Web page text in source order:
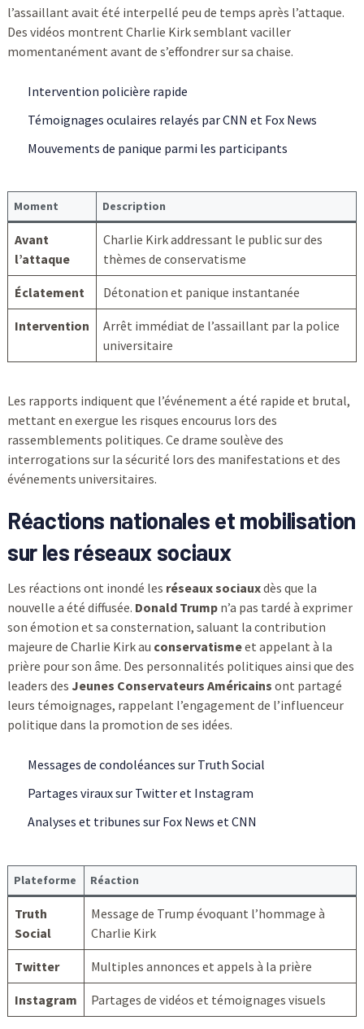
l’assaillant avait été interpellé peu de temps après l’attaque.
Des vidéos montrent Charlie Kirk semblant vaciller
momentanément avant de s’effondrer sur sa chaise.
Intervention policière rapide
Témoignages oculaires relayés par CNN et Fox News
Mouvements de panique parmi les participants
Moment Description
Avant
l’attaque
Charlie Kirk addressant le public sur des
thèmes de conservatisme
Éclatement Détonation et panique instantanée
Intervention
Arrêt immédiat de l’assaillant par la police
universitaire
Les rapports indiquent que l’événement a été rapide et brutal,
mettant en exergue les risques encourus lors des
rassemblements politiques. Ce drame soulève des
interrogations sur la sécurité lors des manifestations et des
événements universitaires.
Réactions nationales et mobilisation
sur les réseaux sociaux
Les réactions ont inondé les réseaux sociauxdès que la
nouvelle a été diffusée. Donald Trumpn’a pas tardé à exprimer
son émotion et sa consternation, saluant la contribution
majeure de Charlie Kirk au conservatismeet appelant à la
prière pour son âme. Des personnalités politiques ainsi que des
leaders des Jeunes Conservateurs Américains ont partagé
leurs témoignages, rappelant l’engagement de l’influenceur
politique dans la promotion de ses idées.
Messages de condoléances sur Truth Social
Partages viraux sur Twitter et Instagram
Analyses et tribunes sur Fox News et CNN
Plateforme Réaction
Truth
Social
Message de Trump évoquant l’hommage à
Charlie Kirk
Twitter Multiples annonces et appels à la prière
Instagram Partages de vidéos et témoignages visuels